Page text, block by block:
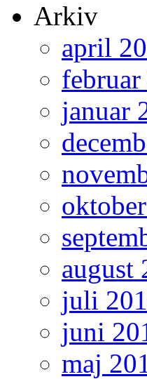
Arkiv
april
januar
august
juli
juni
maj